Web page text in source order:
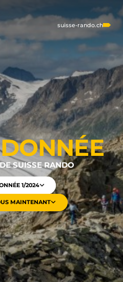
suisse-rando.ch
SUISSE RANDO
1/2024
MAINTENANT